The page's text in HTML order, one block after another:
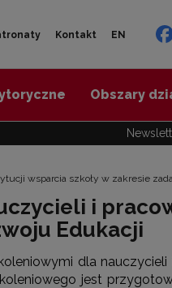
Kontakt EN
Obszary
wsparcia szkoły w zakresie
i
Edukacji
dla
jest